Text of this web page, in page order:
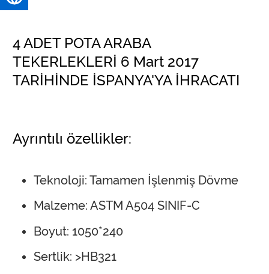
4 ADET POTA ARABA
TEKERLEKLERİ 6 Mart 2017
TARİHİNDE İSPANYA'YA İHRACATI
Ayrıntılı özellikler:
Teknoloji: Tamamen İşlenmiş Dövme
Malzeme: ASTM A504 SINIF-C
Boyut: 1050*240
Sertlik: >HB321